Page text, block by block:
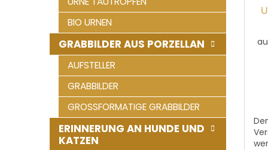
BIO URNEN
GRABBILDER AUS PORZELLAN
AUFSTELLER
GRABBILDER
GROSSFORMATIGE GRABBILDER
ERINNERUNG AN HUNDE UND
KATZEN